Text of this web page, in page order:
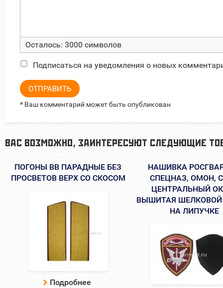
Осталось: 3000 символов
Подписаться на уведомления о новых
ОТПРАВИТЬ
* Ваш комментарий может быть опубликован
ВАС ВОЗМОЖНО, ЗАИНТЕРЕСУЮТ СЛЕДУЮЩИЕ
ПОГОНЫ ВВ ПАРАДНЫЕ БЕЗ
ПРОСВЕТОВ ВЕРХ СО СКОСОМ
Подробнее
НАШИВКА
СПЕЦНАЗ, ОМОН,
ЦЕНТРАЛЬНЫЙ
ВЫШИТАЯ
НА ЛИПУЧКЕ